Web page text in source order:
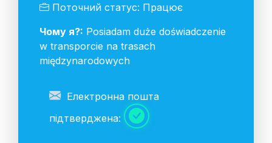
Поточний статус: Працює
Чому я?: Posiadam duże doświadczenie
w transporcie na trasach
międzynarodowych
Електронна пошта
підтверджена: